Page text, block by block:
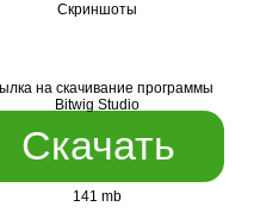
Скриншоты
на скачивание программы
Bitwig Studio
Скачать
141 mb